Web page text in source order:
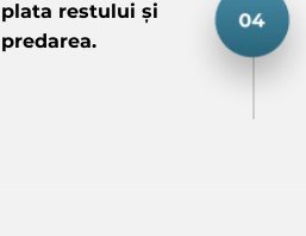
plata restului și
predarea.